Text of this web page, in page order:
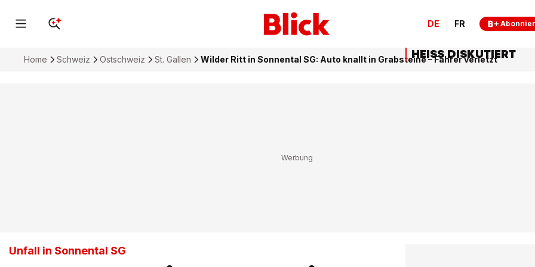
DE FR
Home Schweiz Ostschweiz St. Gallen Wilder Ritt in Sonnental SG: Auto knallt in Grabsteine – Fahrer verletzt
Unfall in Sonnental SG
HEISS DISKUTIERT